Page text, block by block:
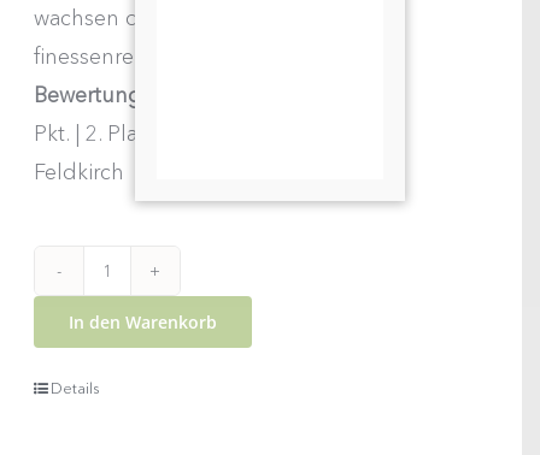
wachsen die Trauben für unsere
finessenreiche Rieslinge
Bewertungen:
Pkt. | 2. Platz Weißwein Vinobile
Feldkirch
Riesling
In den Warenkorb
Details